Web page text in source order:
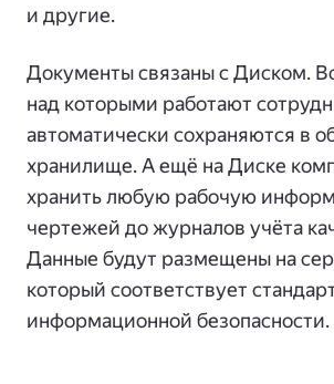
и другие.
Документы связаны с Диском.
над которыми работают
автоматически сохраняются в
хранилище. А ещё на Диске
хранить любую рабочую
чертежей до журналов учёта
Данные будут размещены на
который соответствует
информационной безопасности.